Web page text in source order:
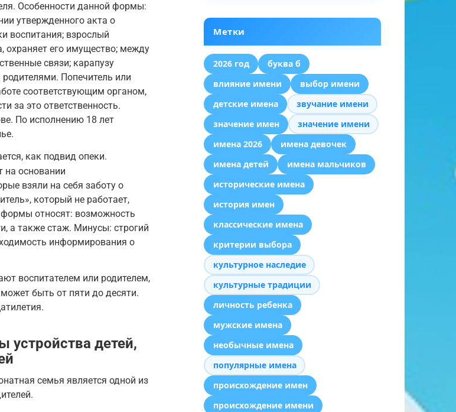
Особенности данной формы:
утвержденного акта о
воспитания; взрослый
охраняет его имущество; между
связи; карапузу
Попечитель или
соответствующим органом,
за это ответственность.
По исполнению 18 лет
как подвид опеки.
основании
взяли на себя заботу о
который не работает,
относят: возможность
а также стаж. Минусы: строгий
информирования о
воспитателем или родителем,
быть от пяти до десяти.
детей,
семья является одной из
Метки
2026 год
буква б
влияние имени
выбор имени
детские имена
звучание имени
значение имен
значение имени
имена 2026
имена девочек
имена детей
имена мальчиков
исторические имена
история имен
классические имена
критерии выбора
культурное наследие
культурные традиции
личность ребенка
мужские имена
необычные имена
популярные имена
происхождение имен
происхождение имени